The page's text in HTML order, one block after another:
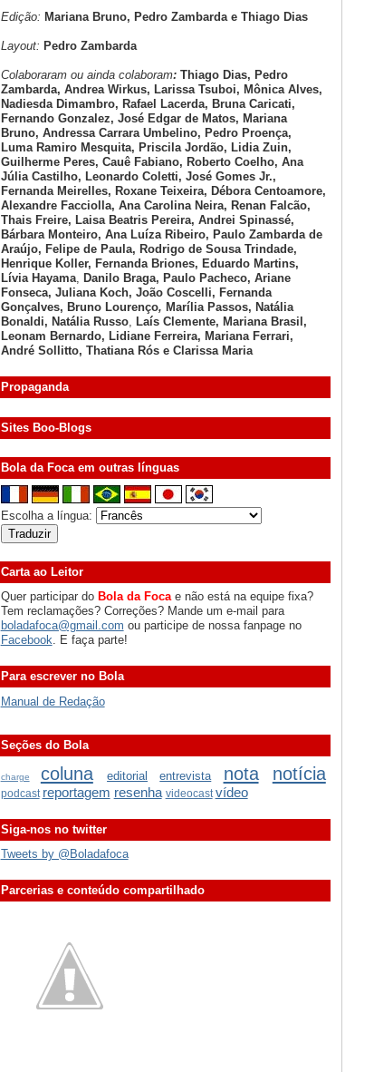
Edição: Mariana Bruno, Pedro Zambarda e Thiago Dias
Layout: Pedro Zambarda
Colaboraram ou ainda colaboram: Thiago Dias, Pedro
Zambarda, Andrea Wirkus, Larissa Tsuboi, Mônica Alves,
Nadiesda Dimambro, Rafael Lacerda, Bruna Caricati,
Fernando Gonzalez, José Edgar de Matos, Mariana
Bruno, Andressa Carrara Umbelino, Pedro Proença,
Luma Ramiro Mesquita, Priscila Jordão, Lidia Zuin,
Guilherme Peres, Cauê Fabiano, Roberto Coelho, Ana
Júlia Castilho, Leonardo Coletti, José Gomes Jr.,
Fernanda Meirelles, Roxane Teixeira, Débora Centoamore,
Alexandre Facciolla, Ana Carolina Neira, Renan Falcão,
Thais Freire, Laisa Beatris Pereira, Andrei Spinassé,
Bárbara Monteiro, Ana Luíza Ribeiro, Paulo Zambarda de
Araújo, Felipe de Paula, Rodrigo de Sousa Trindade,
Henrique Koller, Fernanda Briones, Eduardo Martins,
Lívia Hayama, Danilo Braga, Paulo Pacheco, Ariane
Fonseca, Juliana Koch, João Coscelli, Fernanda
Gonçalves, Bruno Lourenço, Marília Passos, Natália
Bonaldi, Natália Russo, Laís Clemente, Mariana Brasil,
Leonam Bernardo, Lidiane Ferreira, Mariana Ferrari,
André Sollitto, Thatiana Rós e Clarissa Maria
Propaganda
Sites Boo-Blogs
Bola da Foca em outras línguas
Escolha a língua:
Carta ao Leitor
Quer participar do Bola da Focae não está na equipe fixa?
Tem reclamações? Correções? Mande um e-mail para
boladafoca@gmail.com ou participe de nossa fanpage no
Facebook . E faça parte!
Para escrever no Bola
Manual de Redação
Seções do Bola
charge coluna editorial entrevista nota notícia
podcast reportagem resenha videocast vídeo
Siga-nos no twitter
Tweets by @Boladafoca
Parcerias e conteúdo compartilhado